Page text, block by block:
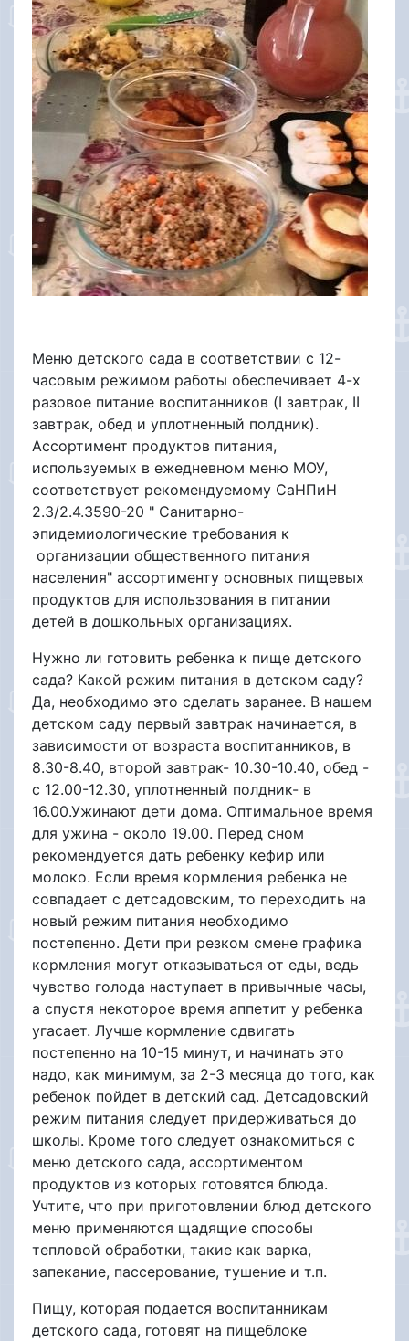
Меню детского сада в соответствии с 12-
часовым режимом работы обеспечивает 4-х
разовое питание воспитанников (I завтрак, II
завтрак, обед и уплотненный полдник).
Ассортимент продуктов питания,
используемых в ежедневном меню МОУ,
соответствует рекомендуемому СаНПиН
2.3/2.4.3590-20 " Санитарно-
эпидемиологические требования к
организации общественного питания
населения" ассортименту основных пищевых
продуктов для использования в питании
детей в дошкольных организациях.
Нужно ли готовить ребенка к пище детского
сада? Какой режим питания в детском саду?
Да, необходимо это сделать заранее. В нашем
детском саду первый завтрак начинается, в
зависимости от возраста воспитанников, в
8.30-8.40, второй завтрак- 10.30-10.40, обед -
с 12.00-12.30, уплотненный полдник- в
16.00.Ужинают дети дома. Оптимальное время
для ужина - около 19.00. Перед сном
рекомендуется дать ребенку кефир или
молоко. Если время кормления ребенка не
совпадает с детсадовским, то переходить на
новый режим питания необходимо
постепенно. Дети при резком смене графика
кормления могут отказываться от еды, ведь
чувство голода наступает в привычные часы,
а спустя некоторое время аппетит у ребенка
угасает. Лучше кормление сдвигать
постепенно на 10-15 минут, и начинать это
надо, как минимум, за 2-3 месяца до того, как
ребенок пойдет в детский сад. Детсадовский
режим питания следует придерживаться до
школы. Кроме того следует ознакомиться с
меню детского сада, ассортиментом
продуктов из которых готовятся блюда.
Учтите, что при приготовлении блюд детского
меню применяются щадящие способы
тепловой обработки, такие как варка,
запекание, пассерование, тушение и т.п.
Пищу, которая подается воспитанникам
детского сада, готовят на пищеблоке